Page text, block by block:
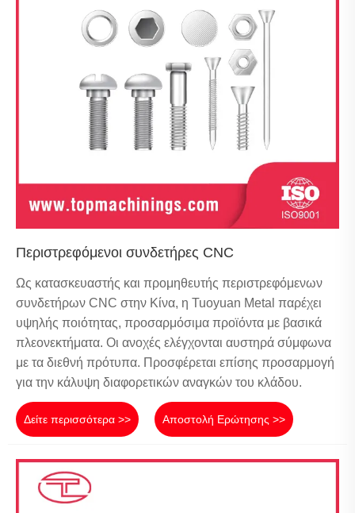
Περιστρεφόμενοι συνδετήρες CNC
Ως κατασκευαστής και προμηθευτής περιστρεφόμενων
συνδετήρων CNC στην Κίνα, η Tuoyuan Metal παρέχει
υψηλής ποιότητας, προσαρμόσιμα προϊόντα με βασικά
πλεονεκτήματα. Οι ανοχές ελέγχονται αυστηρά σύμφωνα
με τα διεθνή πρότυπα. Προσφέρεται επίσης προσαρμογή
για την κάλυψη διαφορετικών αναγκών του κλάδου.
Δείτε περισσότερα >> Αποστολή Ερώτησης >>